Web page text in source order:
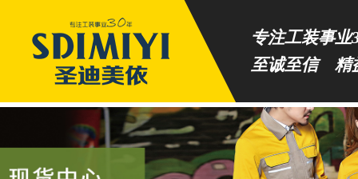
专注工装事业
至诚至信 精